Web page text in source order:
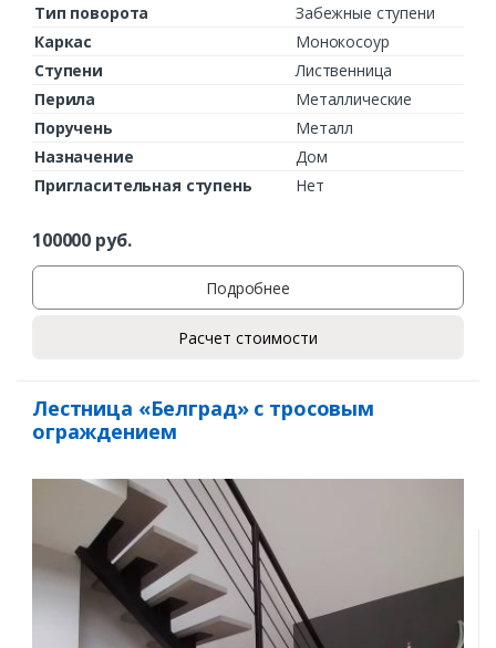
Тип поворота
Забежные ступени
Каркас
Монокосоур
Ступени
Лиственница
Перила
Металлические
Поручень
Металл
Назначение
Дом
Пригласительная ступень
Нет
100000 руб.
Подробнее
Расчет стоимости
Лестница «Белград» с тросовым
ограждением